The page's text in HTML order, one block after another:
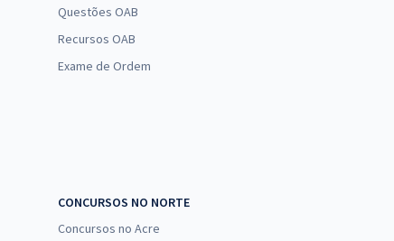
Questões OAB
Recursos OAB
Exame de Ordem
CONCURSOS NO NORTE
Concursos no Acre